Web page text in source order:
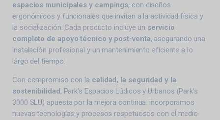
espacios municipales y campings, con diseños
ergonómicos y funcionales que invitan a la actividad física y
la socialización. Cada producto incluye un servicio
completo de apoyo técnico y post-venta, asegurando una
instalación profesional y un mantenimiento eficiente a lo
largo del tiempo.
Con compromiso con la calidad, la seguridad y la
sostenibilidad, Park’s Espacios Lúdicos y Urbanos (Park’s
3000 SLU) apuesta por la mejora continua: incorporamos
nuevas tecnologías y procesos respetuosos con el medio